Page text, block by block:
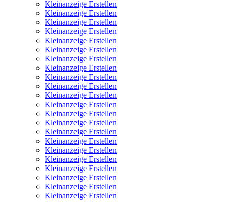
Kleinanzeige Erstellen
Kleinanzeige Erstellen
Kleinanzeige Erstellen
Kleinanzeige Erstellen
Kleinanzeige Erstellen
Kleinanzeige Erstellen
Kleinanzeige Erstellen
Kleinanzeige Erstellen
Kleinanzeige Erstellen
Kleinanzeige Erstellen
Kleinanzeige Erstellen
Kleinanzeige Erstellen
Kleinanzeige Erstellen
Kleinanzeige Erstellen
Kleinanzeige Erstellen
Kleinanzeige Erstellen
Kleinanzeige Erstellen
Kleinanzeige Erstellen
Kleinanzeige Erstellen
Kleinanzeige Erstellen
Kleinanzeige Erstellen
Kleinanzeige Erstellen